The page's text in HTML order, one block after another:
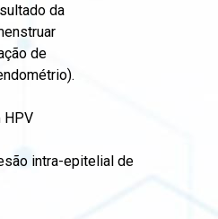
da
de
HPV
intra-epitelial de